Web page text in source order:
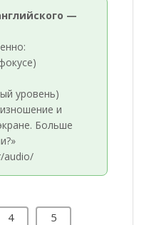
—
уровень)
и
Больше
audio/
4 5